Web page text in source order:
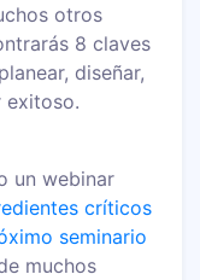
otros
8 claves
diseñar,
exitoso.
un webinar
críticos
seminario
muchos